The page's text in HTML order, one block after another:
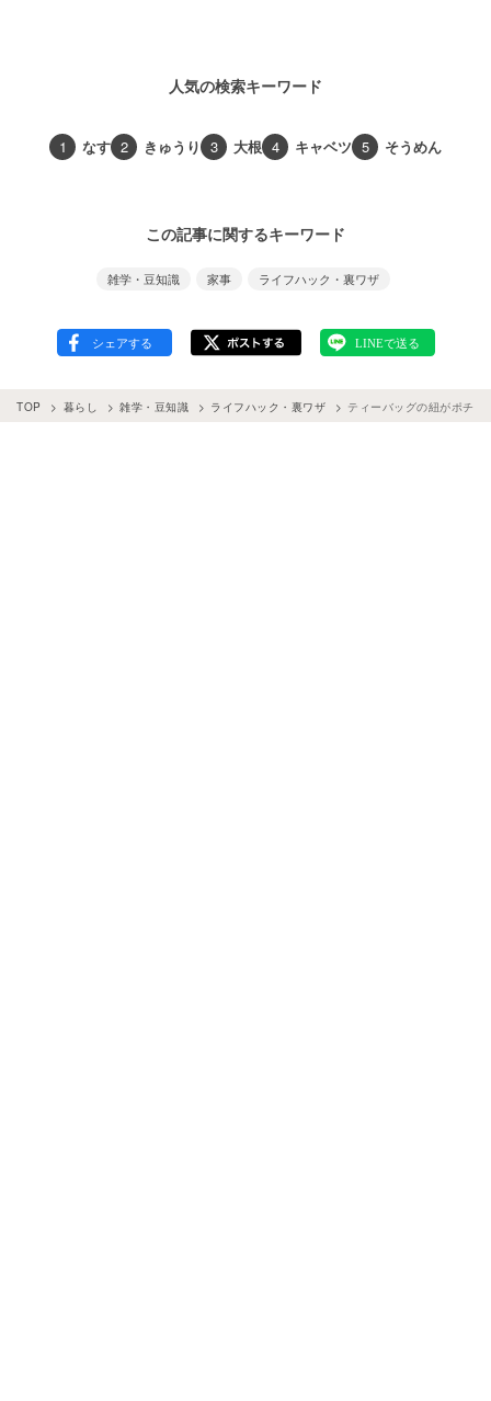
人気の検索キーワード
1 なす 2 きゅうり 3 大根 4 キャベツ 5 そうめん
この記事に関するキーワード
雑学・豆知識 家事 ライフハック・裏ワザ
TOP 暮らし 雑学・豆知識 ライフハック・裏ワザ ティーバッグの紐がポチ